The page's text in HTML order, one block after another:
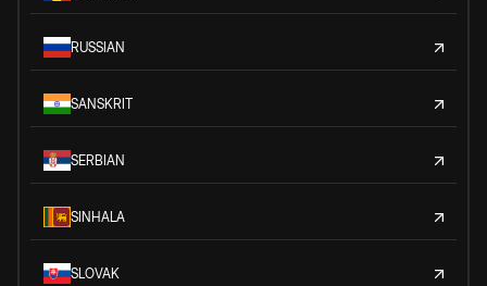
RUSSIAN
SANSKRIT
SERBIAN
SINHALA
SLOVAK